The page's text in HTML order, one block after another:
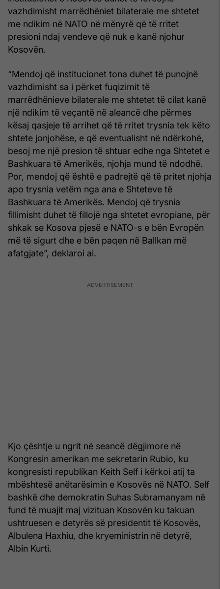
vazhdimisht marrëdhëniet bilaterale me shtetet
me ndikim në NATO në mënyrë që të rritet
presioni ndaj vendeve që nuk e kanë njohur
Kosovën.
“Mendoj që institucionet tona duhet të punojnë
vazhdimisht sa i përket fuqizimit të
marrëdhënieve bilaterale me shtetet të cilat kanë
një ndikim të veçantë në aleancë dhe përmes
kësaj qasjeje të arrihet që të rritet trysnia tek këto
shtete jonjohëse, e që eventualisht në ndërkohë,
besoj me një presion të shtuar edhe nga Shtetet e
Bashkuara të Amerikës, njohja mund të ndodhë.
Por, mendoj që është e padrejtë që të pritet njohja
apo trysnia vetëm nga ana e Shteteve të
Bashkuara të Amerikës. Mendoj që trysnia
fillimisht duhet të fillojë nga shtetet evropiane, për
shkak se Kosova pjesë e NATO-s e bën Evropën
më të sigurt dhe e bën paqen në Ballkan më
afatgjate”, deklaroi ai.
Kjo çështje u ngrit në seancë dëgjimore në
Kongresin amerikan me sekretarin Rubio, ku
kongresisti republikan Keith Self i kërkoi atij ta
mbështesë anëtarësimin e Kosovës në NATO. Self
bashkë dhe demokratin Suhas Subramanyam në
fund të muajit maj vizituan Kosovën ku takuan
ushtruesen e detyrës së presidentit të Kosovës,
Albulena Haxhiu, dhe kryeministrin në detyrë,
Albin Kurti.